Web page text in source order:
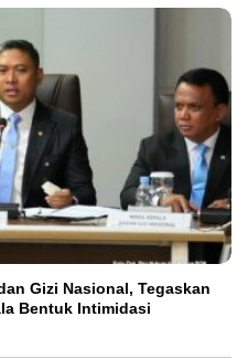
Gizi Nasional, Tegaskan
Bentuk Intimidasi